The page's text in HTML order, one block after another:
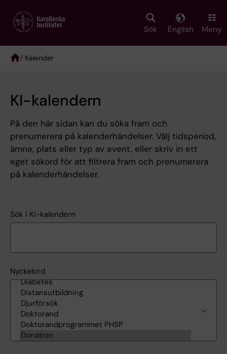
main
Sök English Meny
/ Kalender
KI-kalendern
På den här sidan kan du söka fram och
prenumerera på kalenderhändelser. Välj tidsperiod,
ämne, plats eller typ av event, eller skriv in ett
eget sökord för att filtrera fram och prenumerera
på kalenderhändelser.
Sök i KI-kalendern
Nyckelord